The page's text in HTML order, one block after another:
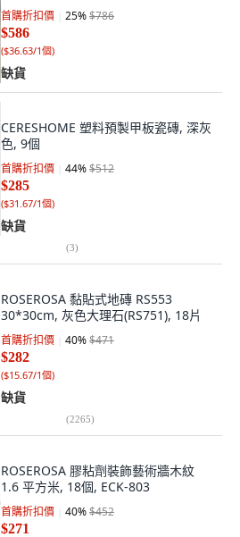
首購折扣價 25%$786
$586
($36.63/1個)
缺貨
CERESHOME 塑料預製甲板瓷磚, 深灰
色, 9個
首購折扣價 44%$512
$285
($31.67/1個)
缺貨
(3)
ROSEROSA 黏貼式地磚 RS553
30*30cm, 灰色大理石(RS751), 18片
首購折扣價 40%$471
$282
($15.67/1個)
缺貨
(2265)
ROSEROSA 膠粘劑裝飾藝術牆木紋
1.6 平方米, 18個, ECK-803
首購折扣價 40%$452
$271